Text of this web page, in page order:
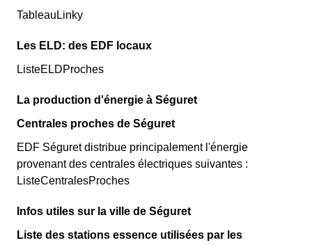
TableauLinky
Les ELD: des EDF locaux
ListeELDProches
La production d'énergie à Séguret
Centrales proches de Séguret
EDF Séguret distribue principalement l'énergie
provenant des centrales électriques suivantes :
ListeCentralesProches
Infos utiles sur la ville de Séguret
Liste des stations essence utilisées par les